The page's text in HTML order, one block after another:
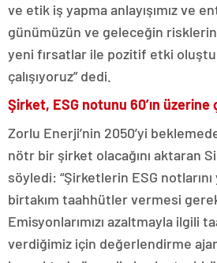
ve etik iş yapma anlayışımız ve
günümüzün ve geleceğin
yeni fırsatlar ile pozitif etki
çalışıyoruz” dedi.
Şirket, ESG notunu 60’ın üzerine
Zorlu Enerji’nin 2050’yi
nötr bir şirket olacağını aktaran
söyledi: “Şirketlerin ESG
birtakım taahhütler vermesi
Emisyonlarımızı azaltmayla ilgili
verdiğimiz için değerlendirme